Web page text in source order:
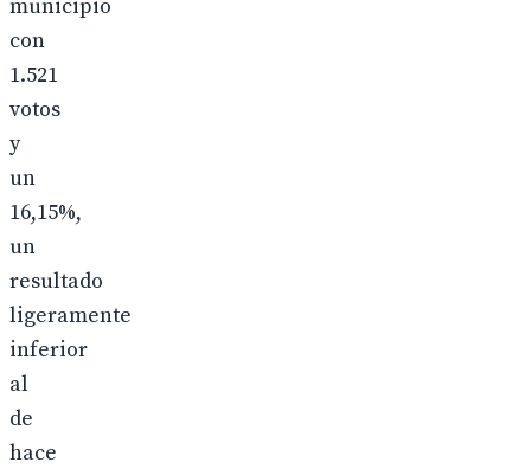
municipio
con
1.521
votos
y
un
16,15%,
un
resultado
ligeramente
inferior
al
de
hace